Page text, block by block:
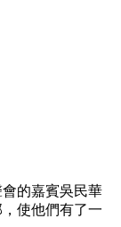
的嘉賓吳民華
使他們有了一